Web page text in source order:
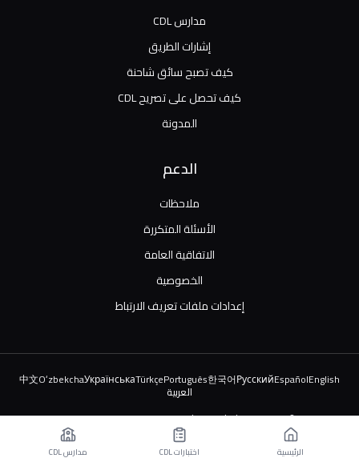
مدارس CDL
إشارات الطريق
كيف تصبح سائق شاحنة
كيف تحصل على تصريح CDL
المدونة
الدعم
ملاحظات
الأسئلة المتكررة
الاتفاقية العامة
الخصوصية
إعدادات ملفات تعريف الارتباط
English
Español
Русский
한국어
Português
Türkçe
Українська
Oʻzbekcha
中文
العربية
© 2026 TruckDriver.help LLC. جميع الحقوق محفوظة.
المنصة مملوكة للشركة وليست مرتبطة بالمنظمات الحكومية.
الرئيسية اختبارات CDL مدارس CDL